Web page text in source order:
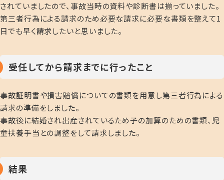
されていましたので、事故当時の資料や診断書は揃っていました。
第三者行為による請求のため必要な請求に必要な書類を整えて1
日でも早く請求したいと思いました。
受任してから請求までに行ったこと
事故証明書や損害賠償についての書類を用意し第三者行為による
請求の準備をしました。
事故後に結婚され出産されているため子の加算のための書類、児
童扶養手当との調整をして請求しました。
結果